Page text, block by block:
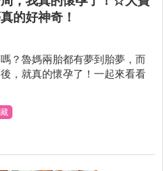
的好神奇！
？魯媽兩胎都有夢到胎夢，而
，就真的懷孕了！一起來看看